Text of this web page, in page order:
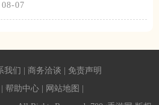
08-07
我们 商务洽谈
免责声明
帮助中心 网站地图